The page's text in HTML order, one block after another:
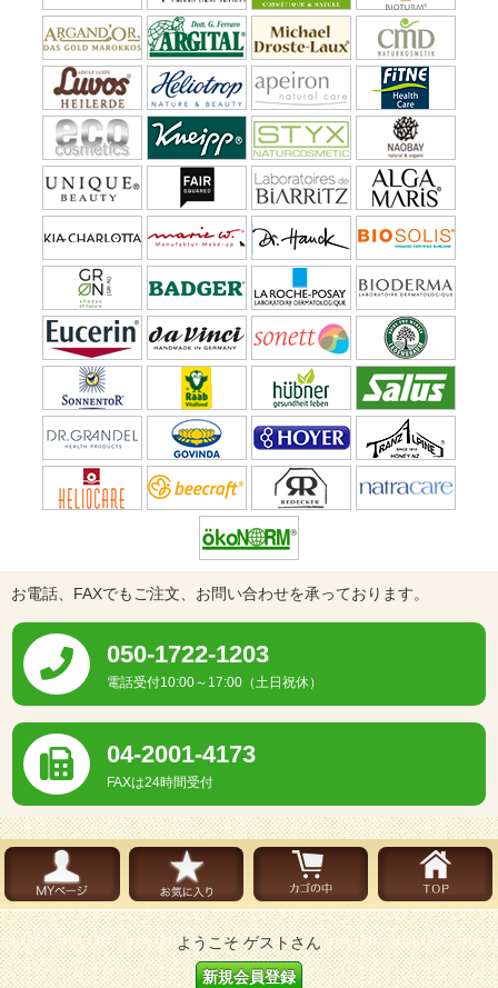
お電話、FAXでもご注文、お問い合わせを承っております。
050-1722-1203
電話受付10:00～17:00（土日祝休）
04-2001-4173
FAXは24時間受付
ようこそ ゲストさん
新規会員登録